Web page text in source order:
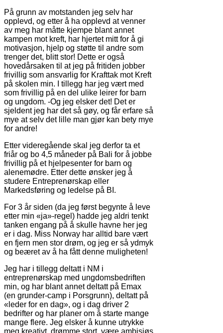
På grunn av motstanden jeg selv har
opplevd, og etter å ha opplevd at venner
av meg har måtte kjempe blant annet
kampen mot kreft, har hjertet mitt for å gi
motivasjon, hjelp og støtte til andre som
trenger det, blitt stor! Dette er også
hovedårsaken til at jeg på fritiden jobber
frivillig som ansvarlig for Krafttak mot Kreft
på skolen min. I tillegg har jeg vært med
som frivillig på en del ulike leirer for barn
og ungdom. -Og jeg elsker det! Det er
sjeldent jeg har det så gøy, og får erfare så
mye at selv det lille man gjør kan bety mye
for andre!
Etter videregående skal jeg derfor ta et
friår og bo 4,5 måneder på Bali for å jobbe
frivillig på et hjelpesenter for barn og
alenemødre. Etter dette ønsker jeg å
studere Entreprenørskap eller
Markedsføring og ledelse på BI.
For 3 år siden (da jeg først begynte å leve
etter min «ja»-regel) hadde jeg aldri tenkt
tanken engang på å skulle havne her jeg
er i dag. Miss Norway har alltid bare vært
en fjern men stor drøm, og jeg er så ydmyk
og beæret av å ha fått denne muligheten!
Jeg har i tillegg deltatt i NM i
entreprenørskap med ungdomsbedriften
min, og har blant annet deltatt på Emax
(en grunder-camp i Porsgrunn), deltatt på
«leder for en dag», og i dag driver 2
bedrifter og har planer om å starte mange
mange flere. Jeg elsker å kunne utrykke
meg kreativt, drømme stort, være ambisiøs